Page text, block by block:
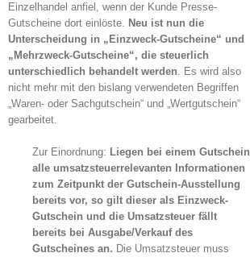
Einzelhandel anfiel, wenn der Kunde Presse-
Gutscheine dort einlöste. Neu ist nun die
Unterscheidung in „Einzweck-Gutscheine“ und
„Mehrzweck-Gutscheine“, die steuerlich
unterschiedlich behandelt werden. Es wird also
nicht mehr mit den bislang verwendeten Begriffen
„Waren- oder Sachgutschein“ und „Wertgutschein“
gearbeitet.
Zur Einordnung: Liegen bei einem Gutschein
alle umsatzsteuerrelevanten Informationen
zum Zeitpunkt der Gutschein-Ausstellung
bereits vor, so gilt dieser als Einzweck-
Gutschein und die Umsatzsteuer fällt
bereits bei Ausgabe/Verkauf des
Gutscheines an. Die Umsatzsteuer muss